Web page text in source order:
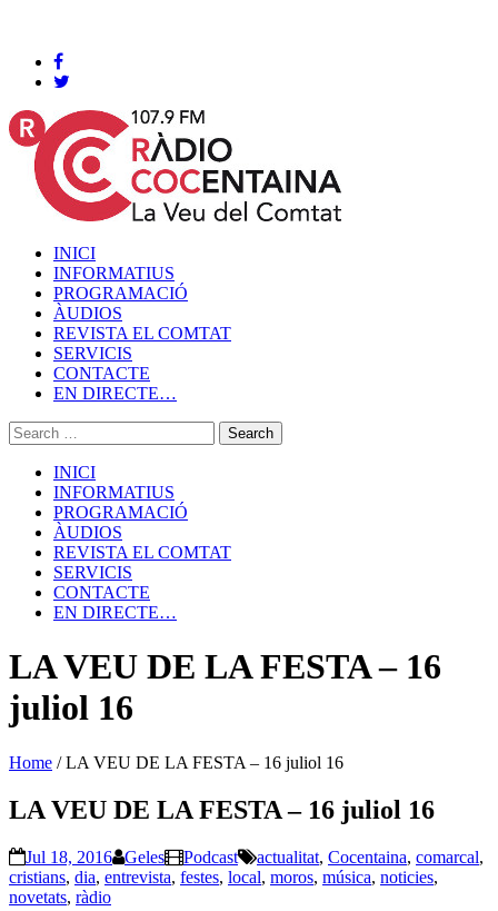
INICI
INFORMATIUS
PROGRAMACIÓ
ÀUDIOS
REVISTA EL COMTAT
SERVICIS
CONTACTE
EN DIRECTE…
INICI
INFORMATIUS
PROGRAMACIÓ
ÀUDIOS
REVISTA EL COMTAT
SERVICIS
CONTACTE
EN DIRECTE…
LA VEU DE LA FESTA – 16
juliol 16
Home /LA VEU DE LA FESTA – 16 juliol 16
LA VEU DE LA FESTA – 16 juliol 16
Jul 18, 2016 Geles Podcast actualitat, Cocentaina, comarcal,
cristians, dia, entrevista, festes, local, moros, música, noticies,
novetats, ràdio